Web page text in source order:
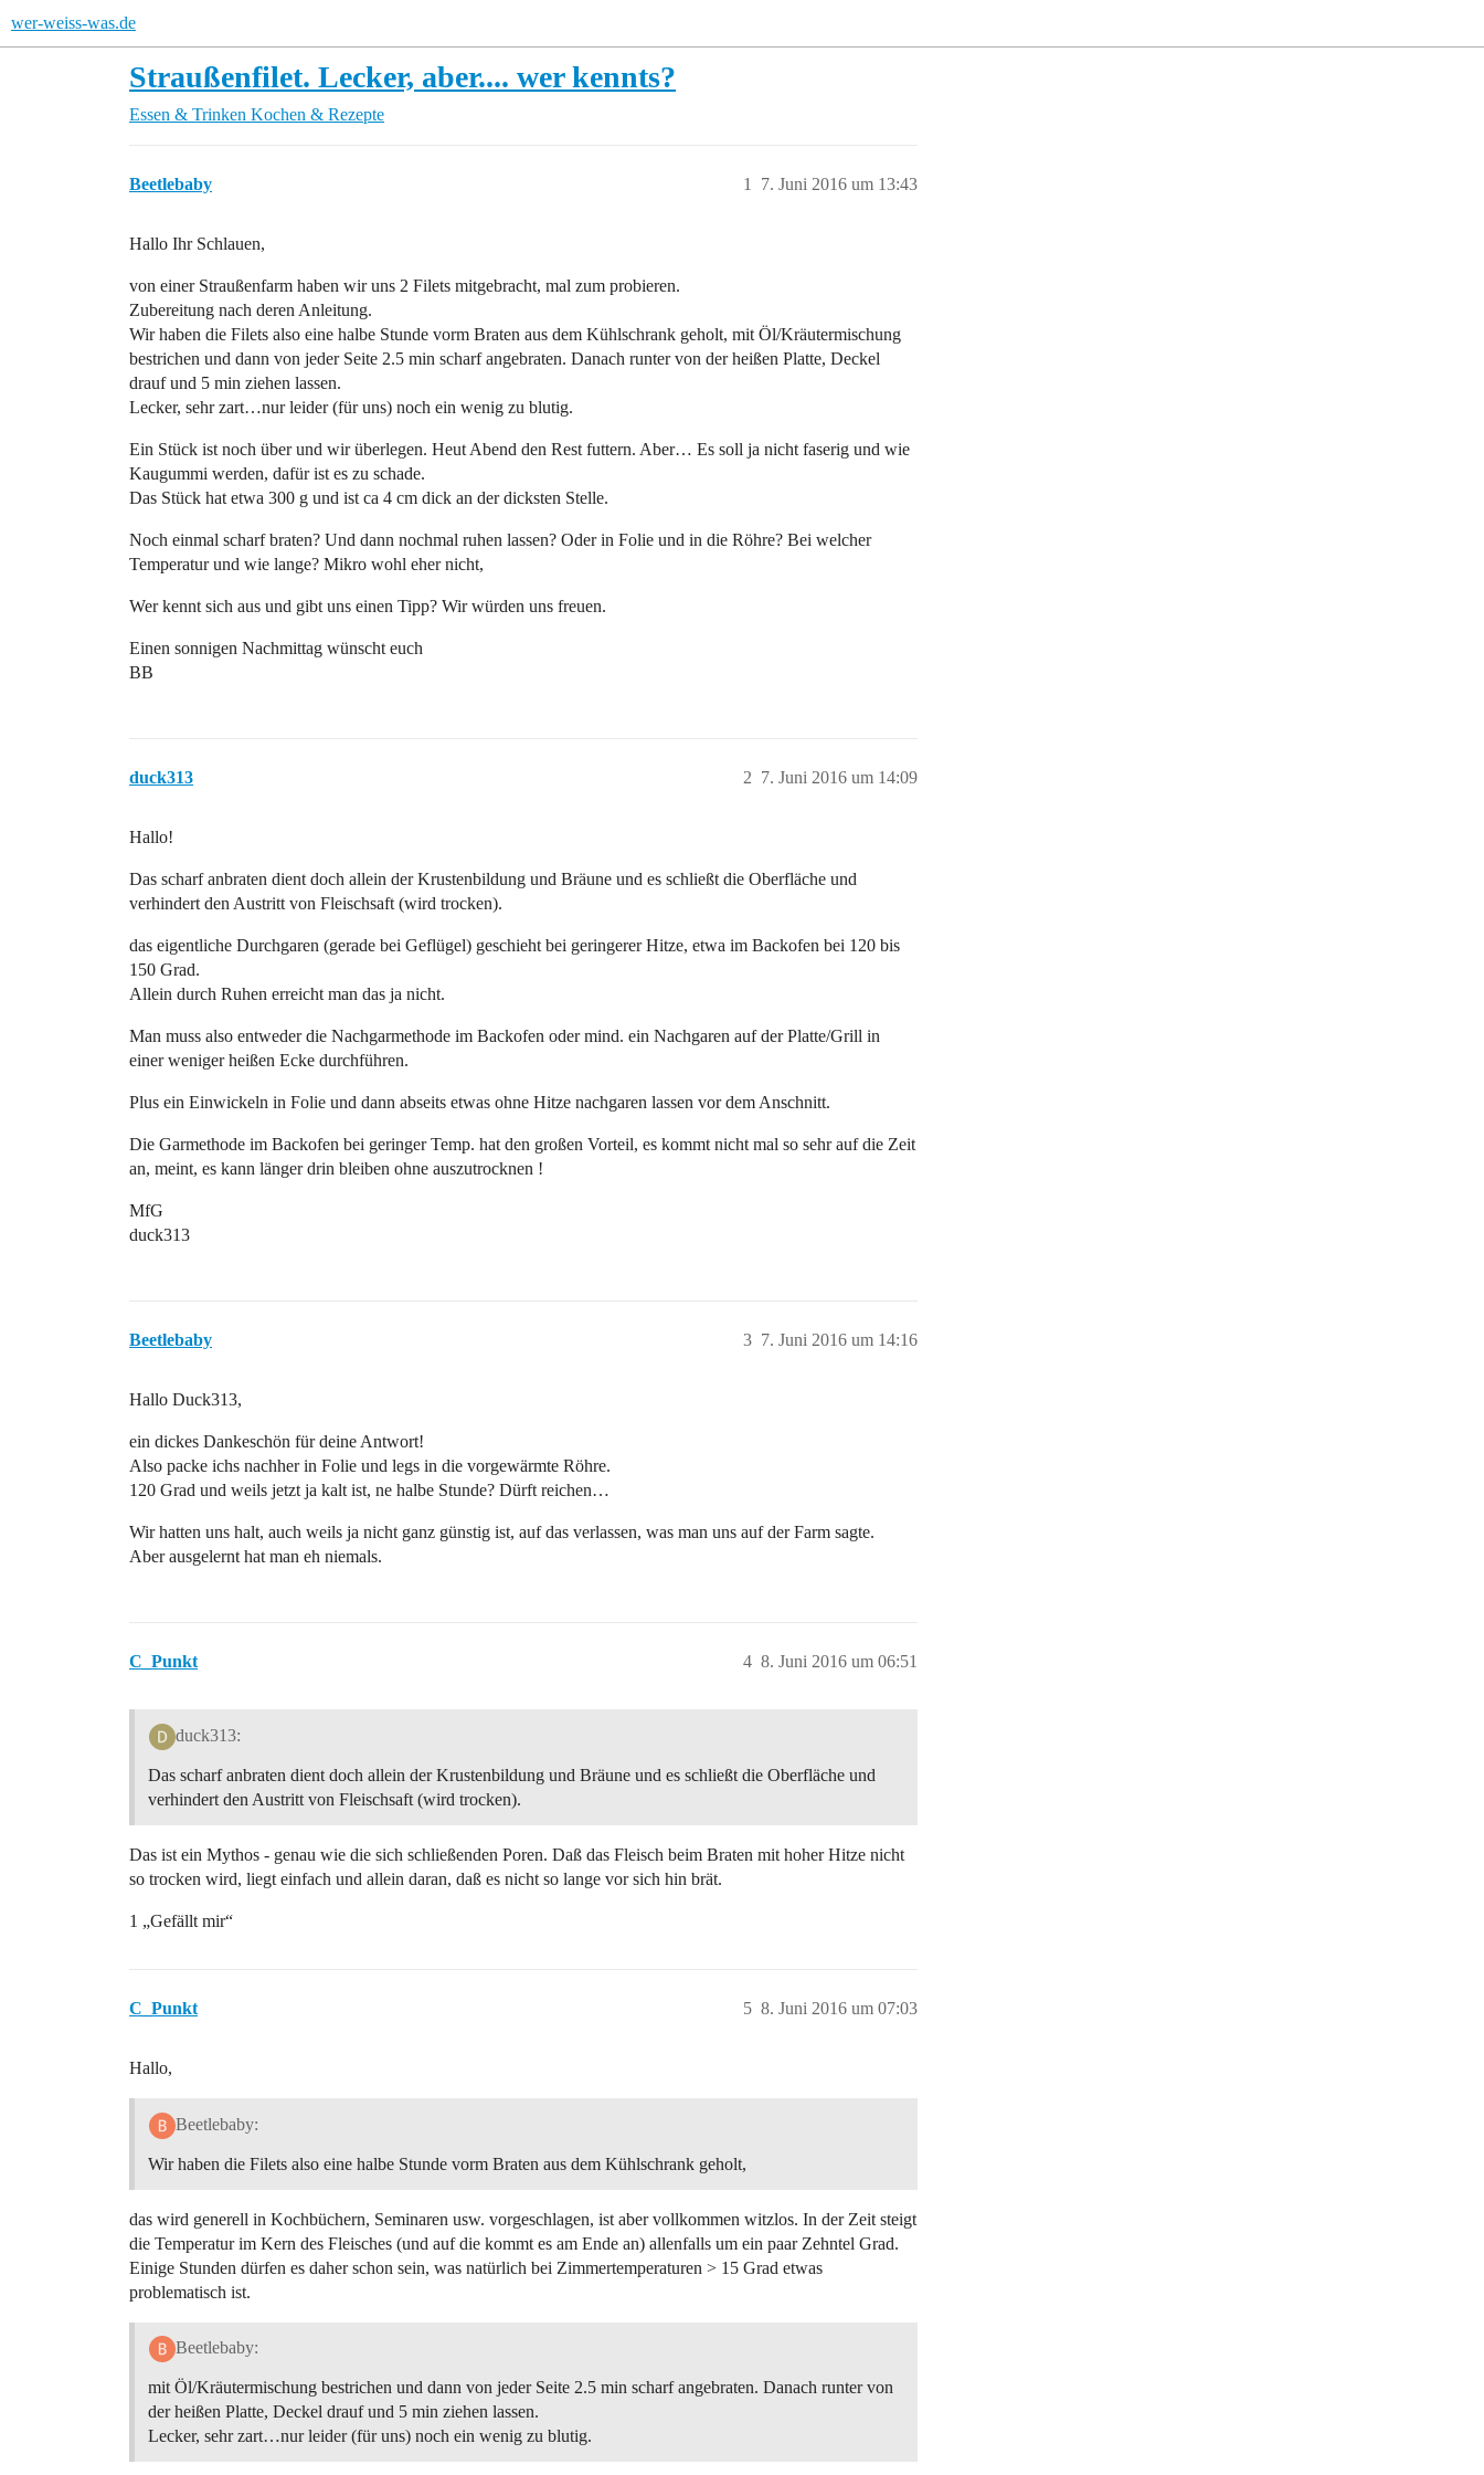
wer-weiss-was.de
Straußenfilet. Lecker, aber.... wer kennts?
Essen & Trinken Kochen & Rezepte
Beetlebaby 7. Juni 2016 um 13:43
1
Hallo Ihr Schlauen,
von einer Straußenfarm haben wir uns 2 Filets mitgebracht, mal zum probieren.
Zubereitung nach deren Anleitung.
Wir haben die Filets also eine halbe Stunde vorm Braten aus dem Kühlschrank geholt, mit Öl/Kräutermischung
bestrichen und dann von jeder Seite 2.5 min scharf angebraten. Danach runter von der heißen Platte, Deckel
drauf und 5 min ziehen lassen.
Lecker, sehr zart…nur leider (für uns) noch ein wenig zu blutig.
Ein Stück ist noch über und wir überlegen. Heut Abend den Rest futtern. Aber… Es soll ja nicht faserig und wie
Kaugummi werden, dafür ist es zu schade.
Das Stück hat etwa 300 g und ist ca 4 cm dick an der dicksten Stelle.
Noch einmal scharf braten? Und dann nochmal ruhen lassen? Oder in Folie und in die Röhre? Bei welcher
Temperatur und wie lange? Mikro wohl eher nicht,
Wer kennt sich aus und gibt uns einen Tipp? Wir würden uns freuen.
Einen sonnigen Nachmittag wünscht euch
BB
duck313 7. Juni 2016 um 14:09
2
Hallo!
Das scharf anbraten dient doch allein der Krustenbildung und Bräune und es schließt die Oberfläche und
verhindert den Austritt von Fleischsaft (wird trocken).
das eigentliche Durchgaren (gerade bei Geflügel) geschieht bei geringerer Hitze, etwa im Backofen bei 120 bis
150 Grad.
Allein durch Ruhen erreicht man das ja nicht.
Man muss also entweder die Nachgarmethode im Backofen oder mind. ein Nachgaren auf der Platte/Grill in
einer weniger heißen Ecke durchführen.
Plus ein Einwickeln in Folie und dann abseits etwas ohne Hitze nachgaren lassen vor dem Anschnitt.
Die Garmethode im Backofen bei geringer Temp. hat den großen Vorteil, es kommt nicht mal so sehr auf die Zeit
an, meint, es kann länger drin bleiben ohne auszutrocknen !
MfG
duck313
Beetlebaby 7. Juni 2016 um 14:16
3
Hallo Duck313,
ein dickes Dankeschön für deine Antwort!
Also packe ichs nachher in Folie und legs in die vorgewärmte Röhre.
120 Grad und weils jetzt ja kalt ist, ne halbe Stunde? Dürft reichen…
Wir hatten uns halt, auch weils ja nicht ganz günstig ist, auf das verlassen, was man uns auf der Farm sagte.
Aber ausgelernt hat man eh niemals.
C_Punkt 8. Juni 2016 um 06:51
4
duck313:
Das scharf anbraten dient doch allein der Krustenbildung und Bräune und es schließt die Oberfläche und
verhindert den Austritt von Fleischsaft (wird trocken).
Das ist ein Mythos - genau wie die sich schließenden Poren. Daß das Fleisch beim Braten mit hoher Hitze nicht
so trocken wird, liegt einfach und allein daran, daß es nicht so lange vor sich hin brät.
1 „Gefällt mir“
C_Punkt 8. Juni 2016 um 07:03
5
Hallo,
Beetlebaby:
Wir haben die Filets also eine halbe Stunde vorm Braten aus dem Kühlschrank geholt,
das wird generell in Kochbüchern, Seminaren usw. vorgeschlagen, ist aber vollkommen witzlos. In der Zeit steigt
die Temperatur im Kern des Fleisches (und auf die kommt es am Ende an) allenfalls um ein paar Zehntel Grad.
Einige Stunden dürfen es daher schon sein, was natürlich bei Zimmertemperaturen > 15 Grad etwas
problematisch ist.
Beetlebaby:
mit Öl/Kräutermischung bestrichen und dann von jeder Seite 2.5 min scharf angebraten. Danach runter von
der heißen Platte, Deckel drauf und 5 min ziehen lassen.
Lecker, sehr zart…nur leider (für uns) noch ein wenig zu blutig.